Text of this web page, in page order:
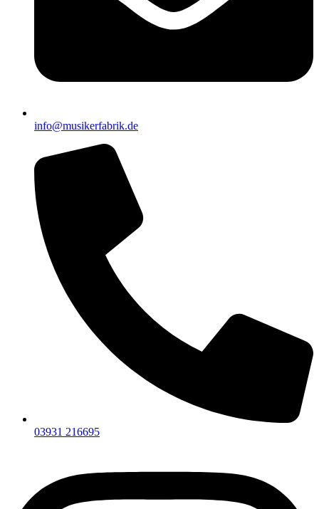
info@musikerfabrik.de
03931 216695